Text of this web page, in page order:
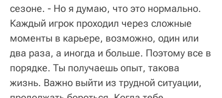
сезоне. - Но я думаю, что это нормально.
Каждый игрок проходил через сложные
моменты в карьере, возможно, один или
два раза, а иногда и больше. Поэтому все в
порядке. Ты получаешь опыт, такова
жизнь. Важно выйти из трудной ситуации,